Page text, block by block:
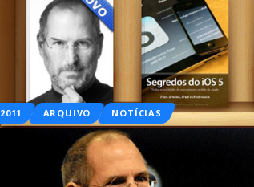
2011 ARQUIVO NOTÍCIAS